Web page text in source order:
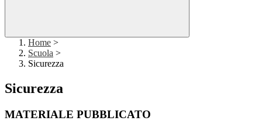
Home >
Scuola >
Sicurezza
Sicurezza
MATERIALE PUBBLICATO